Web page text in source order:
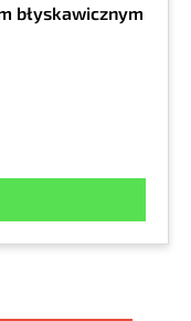
błyskawicznym